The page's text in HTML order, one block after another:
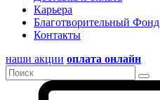
Карьера
Благотворительный Фонд
Контакты
наши акции оплата онлайн